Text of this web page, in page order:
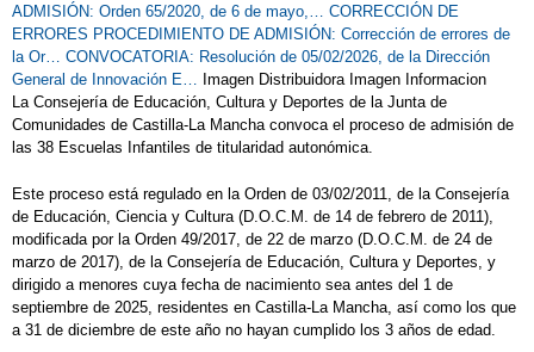
ADMISIÓN: Orden 65/2020, de 6 de mayo,…
CORRECCIÓN DE
ERRORES PROCEDIMIENTO DE ADMISIÓN: Corrección de errores de
la Or…
CONVOCATORIA: Resolución de 05/02/2026, de la Dirección
General de Innovación E…
Imagen Distribuidora Imagen Informacion
La Consejería de Educación, Cultura y Deportes de la Junta de
Comunidades de Castilla-La Mancha convoca el proceso de admisión de
las 38 Escuelas Infantiles de titularidad autonómica.
Este proceso está regulado en la Orden de 03/02/2011, de la Consejería
de Educación, Ciencia y Cultura (D.O.C.M. de 14 de febrero de 2011),
modificada por la Orden 49/2017, de 22 de marzo (D.O.C.M. de 24 de
marzo de 2017), de la Consejería de Educación, Cultura y Deportes, y
dirigido a menores cuya fecha de nacimiento sea antes del 1 de
septiembre de 2025, residentes en Castilla-La Mancha, así como los que
a 31 de diciembre de este año no hayan cumplido los 3 años de edad.